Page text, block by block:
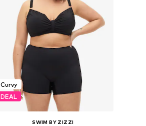
Curvy
DEAL
SWIM BY ZIZZI